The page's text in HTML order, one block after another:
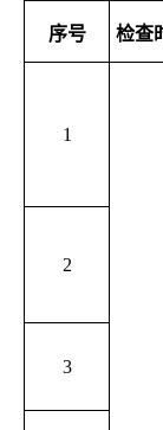
序号 检查
1
2
3